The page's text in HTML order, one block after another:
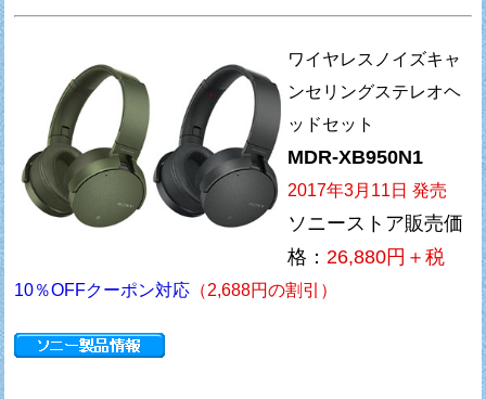
ワイヤレスノイズキャ
ンセリングステレオヘ
ッドセット
MDR-XB950N1
2017年3月11日 発売
ソニーストア販売価
格： 26,880円＋税
10％OFFクーポン対応 （2,688円の割引）